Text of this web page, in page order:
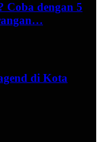
Coba dengan 5
di Kota